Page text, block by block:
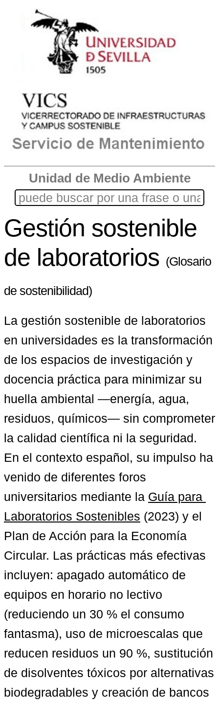
Unidad de Medio Ambiente
Gestión sostenible
de laboratorios (Glosario
de sostenibilidad)
La gestión sostenible de laboratorios
en universidades es la transformación
de los espacios de investigación y
docencia práctica para minimizar su
huella ambiental —energía, agua,
residuos, químicos— sin comprometer
la calidad científica ni la seguridad.
En el contexto español, su impulso ha
venido de diferentes foros
universitarios mediante la Guía para
Laboratorios Sostenibles (2023) y el
Plan de Acción para la Economía
Circular. Las prácticas más efectivas
incluyen: apagado automático de
equipos en horario no lectivo
(reduciendo un 30 % el consumo
fantasma), uso de microescalas que
reducen residuos un 90 %, sustitución
de disolventes tóxicos por alternativas
biodegradables y creación de bancos